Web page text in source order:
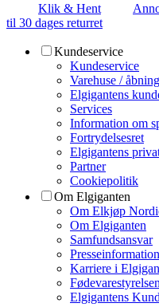
Klik & Hent
til 30 dages returret
Kundeservice
Kundeservice
Varehuse /
Elgigantens
Services
Information om
Fortrydelsesret
Elgigantens
Partner
Cookiepolitik
Om Elgiganten
Om Elkjøp
Om Elgiganten
Samfundsansvar
Presseinformation
Karriere i
Elgigantens